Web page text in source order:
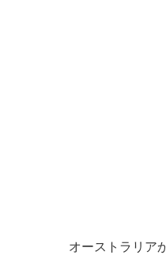
オーストラリア